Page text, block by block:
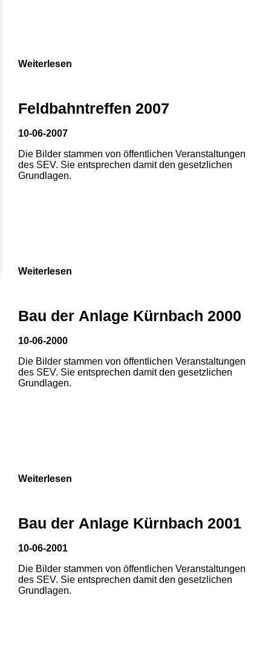
Weiterlesen
Feldbahntreffen 2007
10-06-2007
Die Bilder stammen von öffentlichen Veranstaltungen
des SEV. Sie entsprechen damit den gesetzlichen
Grundlagen.
Weiterlesen
Bau der Anlage Kürnbach 2000
10-06-2000
Die Bilder stammen von öffentlichen Veranstaltungen
des SEV. Sie entsprechen damit den gesetzlichen
Grundlagen.
Weiterlesen
Bau der Anlage Kürnbach 2001
10-06-2001
Die Bilder stammen von öffentlichen Veranstaltungen
des SEV. Sie entsprechen damit den gesetzlichen
Grundlagen.